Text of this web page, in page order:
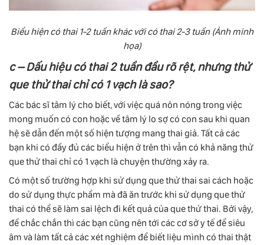
Biểu hiện có thai 1-2 tuần khác với có thai 2-3 tuần (Ảnh minh
họa)
c – Dấu hiệu có thai 2 tuần đầu rõ rệt, nhưng thử
que thử thai chỉ có 1 vạch là sao?
Các bác sĩ tâm lý cho biết, với việc quá nôn nóng trong việc
mong muốn có con hoặc về tâm lý lo sợ có con sau khi quan
hệ sẽ dẫn đến một số hiện tượng mang thai giả. Tất cả các
bạn khi có đầy đủ các biểu hiện ở trên thì vẫn có khả năng thử
que thử thai chỉ có 1 vạch là chuyện thường xảy ra.
Có một số trường hợp khi sử dụng que thử thai sai cách hoặc
do sử dụng thực phẩm mà đã ăn trước khi sử dụng que thử
thai có thể sẽ làm sai lệch đi kết quả của que thử thai. Bởi vậy,
để chắc chắn thì các bạn cũng nên tới các cơ sở y tế để siêu
âm và làm tất cả các xét nghiệm để biết liệu mình có thai thật